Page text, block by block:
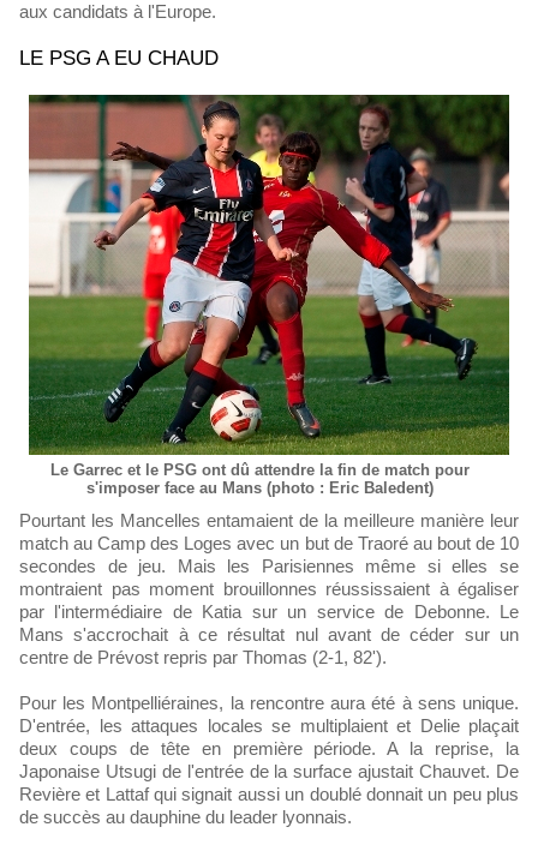
aux candidats à l'Europe.
LE PSG A EU CHAUD
Le Garrec et le PSG ont dû attendre la fin de match pour
s'imposer face au Mans (photo : Eric Baledent)
Pourtant les Mancelles entamaient de la meilleure manière leur
match au Camp des Loges avec un but de Traoré au bout de 10
secondes de jeu. Mais les Parisiennes même si elles se
montraient pas moment brouillonnes réussissaient à égaliser
par l'intermédiaire de Katia sur un service de Debonne. Le
Mans s'accrochait à ce résultat nul avant de céder sur un
centre de Prévost repris par Thomas (2-1, 82').
Pour les Montpelliéraines, la rencontre aura été à sens unique.
D'entrée, les attaques locales se multiplaient et Delie plaçait
deux coups de tête en première période. A la reprise, la
Japonaise Utsugi de l'entrée de la surface ajustait Chauvet. De
Revière et Lattaf qui signait aussi un doublé donnait un peu plus
de succès au dauphine du leader lyonnais.